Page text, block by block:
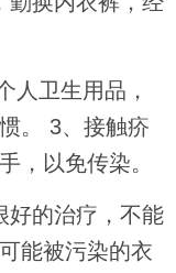
人卫生用品，
。 3、接触疥
，以免传染。
好的治疗，不能
能被污染的衣